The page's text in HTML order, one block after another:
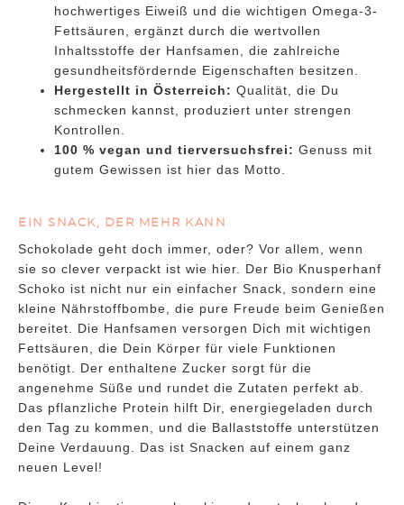
hochwertiges Eiweiß und die wichtigen Omega-3-
Fettsäuren, ergänzt durch die wertvollen
Inhaltsstoffe der Hanfsamen, die zahlreiche
gesundheitsfördernde Eigenschaften besitzen.
Hergestellt in Österreich: Qualität, die Du
schmecken kannst, produziert unter strengen
Kontrollen.
100 % vegan und tierversuchsfrei: Genuss mit
gutem Gewissen ist hier das Motto.
EIN SNACK, DER MEHR KANN
Schokolade geht doch immer, oder? Vor allem, wenn
sie so clever verpackt ist wie hier. Der Bio Knusperhanf
Schoko ist nicht nur ein einfacher Snack, sondern eine
kleine Nährstoffbombe, die pure Freude beim Genießen
bereitet. Die Hanfsamen versorgen Dich mit wichtigen
Fettsäuren, die Dein Körper für viele Funktionen
benötigt. Der enthaltene Zucker sorgt für die
angenehme Süße und rundet die Zutaten perfekt ab.
Das pflanzliche Protein hilft Dir, energiegeladen durch
den Tag zu kommen, und die Ballaststoffe unterstützen
Deine Verdauung. Das ist Snacken auf einem ganz
neuen Level!